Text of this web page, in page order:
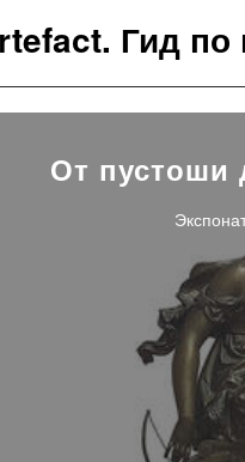
Гид
От пустоши